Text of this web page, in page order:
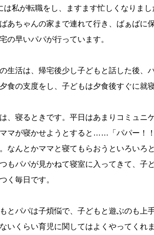
は私が転職をし、ますます忙しくなりまし
あちゃんの家まで連れて行き、ばぁばに
の早いパパが行っています。
生活は、帰宅後少し子どもと話した後、
食の支度をし、子どもは夕食後すぐに就
、寝るときです。平日はあまりコミュニ
マが寝かせようとすると……「パパー！
なんとかママと寝てもらおうといろいろ
もパパが見かねて寝室に入ってきて、子
く毎日です。
とパパは子煩悩で、子どもと遊ぶのも上
いくらい育児に関してはよくやってくれ